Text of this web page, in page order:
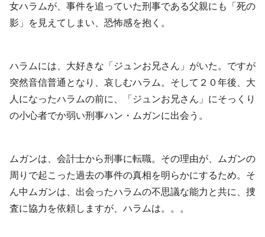
女ハラムが、事件を追っていた刑事である父親にも「死の
影」を見えてしまい、恐怖感を抱く。
ハラムには、大好きな「ジュンお兄さん」がいた。ですが
突然音信普通となり、哀しむハラム。そして２０年後、大
人になったハラムの前に、「ジュンお兄さん」にそっくり
の小心者でか弱い刑事ハン・ムガンに出会う。
ムガンは、会計士から刑事に転職。その理由が、ムガンの
周りで起こった過去の事件の真相を明らかにするため。そ
ん中ムガンは、出会ったハラムの不思議な能力と共に、捜
査に協力を依頼しますが、ハラムは。。。